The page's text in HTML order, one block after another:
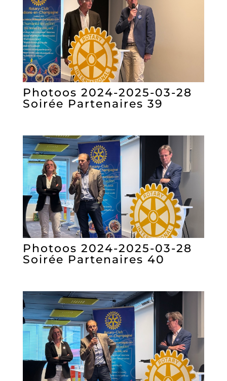
Photoos 2024-2025-03-28
Soirée Partenaires 39
Photoos 2024-2025-03-28
Soirée Partenaires 40